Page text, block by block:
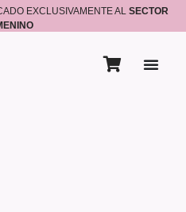
EXCLUSIVAMENTE AL SECTOR